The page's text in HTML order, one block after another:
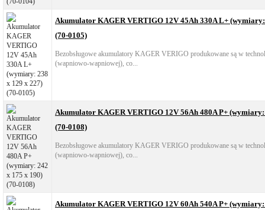
Akumulator KAGER VERTIGO 12V 45Ah 330A L+ (wymiary:
(70-0105)
Bezobsługowe akumulatory KAGER VERIGO produkowane są w
(wapniowo-wapniowej), co...
Akumulator KAGER VERTIGO 12V 56Ah 480A P+ (wymiary:
(70-0108)
Bezobsługowe akumulatory KAGER VERIGO produkowane są w
(wapniowo-wapniowej), co...
Akumulator KAGER VERTIGO 12V 60Ah 540A P+ (wymiary: